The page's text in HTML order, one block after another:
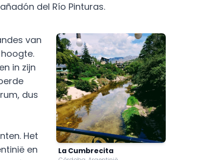
del Río Pinturas.
La Cumbrecita
van
in zijn
dus
Het
en